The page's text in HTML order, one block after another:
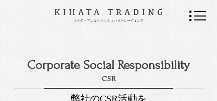
Corporate Social Responsibility
CSR
弊社のCSR活動を